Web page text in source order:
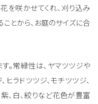
を咲かせてくれ、刈り込み
ことから、お庭のサイズに合
。常緑性は、ヤマツツジや
ヒラドツツジ、モチツツジ、
紫、白、絞りなど花色が豊富